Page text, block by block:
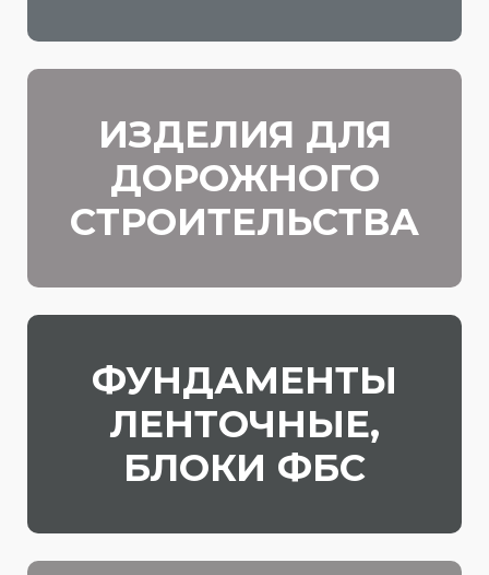
ИЗДЕЛИЯ ДЛЯ
ДОРОЖНОГО
СТРОИТЕЛЬСТВА
ФУНДАМЕНТЫ
ЛЕНТОЧНЫЕ,
БЛОКИ ФБС